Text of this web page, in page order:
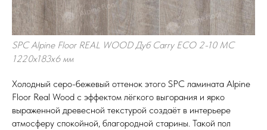
SPC Alpine Floor REAL WOOD Дуб Carry ЕСО 2-10 MC
1220х183х6 мм
Холодный серо-бежевый оттенок этого SPC ламината Alpine
Floor Real Wood с эффектом лёгкого выгорания и ярко
выраженной древесной текстурой создаёт в интерьере
атмосферу спокойной, благородной старины. Такой пол